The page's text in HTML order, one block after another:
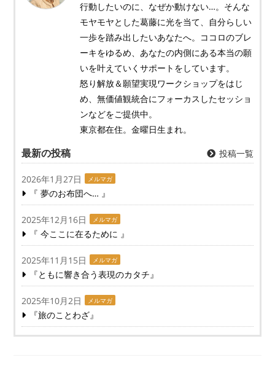
行動したいのに、なぜか動けない…。そんな
モヤモヤとした葛藤に光を当て、自分らしい
一歩を踏み出したいあなたへ。ココロのブレ
ーキをゆるめ、あなたの内側にある本当の願
いを叶えていくサポートをしています。
怒り解放＆願望実現ワークショップをはじ
め、無価値観統合にフォーカスしたセッショ
ンなどをご提供中。
東京都在住。金曜日生まれ。
最新の投稿 投稿一覧
2026年1月27日 メルマガ
『 夢のお布団へ… 』
2025年12月16日 メルマガ
『 今ここに在るために 』
2025年11月15日 メルマガ
『ともに響き合う表現のカタチ』
2025年10月2日 メルマガ
『旅のことわざ』